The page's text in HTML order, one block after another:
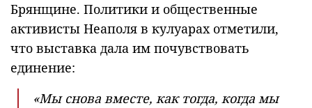
Брянщине. Политики и общественные
активисты Неаполя в кулуарах отметили,
что выставка дала им почувствовать
единение:
«Мы снова вместе, как тогда, когда мы